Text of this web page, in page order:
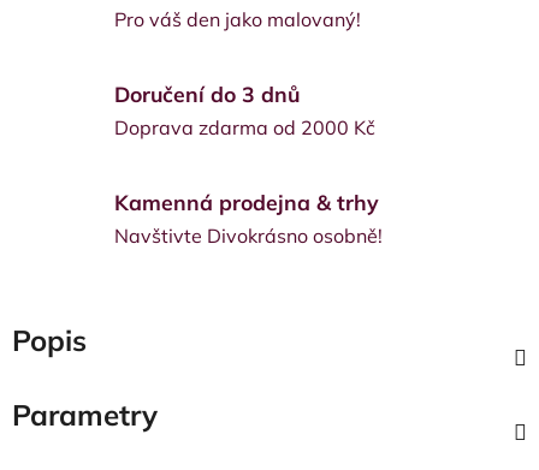
Pro váš den jako malovaný!
Doručení do 3 dnů
Doprava zdarma od 2000 Kč
Kamenná prodejna & trhy
Navštivte Divokrásno osobně!
Popis
Parametry